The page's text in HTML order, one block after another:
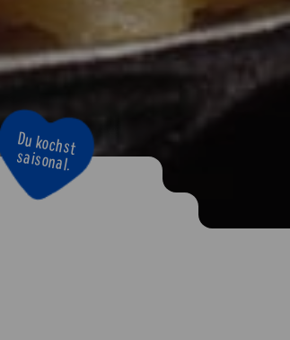
Du kochst
saisonal.